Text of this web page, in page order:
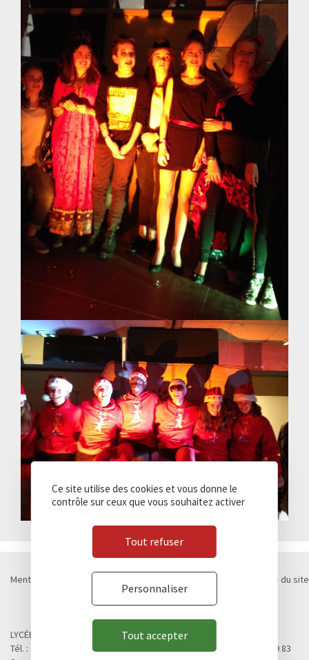
Mentions légales
Plan du site
Contact
Marchés publics
LYCÉE CHATEAUBRIAND
Tél. : 02 99 28 19 00 / Fax. : 02 99 28 19 05 / Vie scolaire : 02 99 28 19 83
Ce site utilise des cookies et vous donne le
contrôle sur ceux que vous souhaitez activer
Tout accepter
Tout refuser
Personnaliser